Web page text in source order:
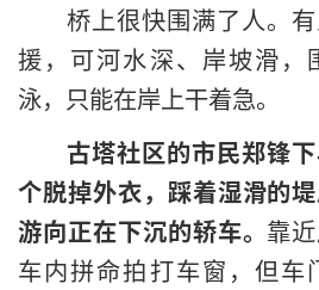
桥上很快围满了人。
援，可河水深、岸坡滑，
泳，只能在岸上干着急。
古塔社区的市民郑锋
个脱掉外衣，踩着湿滑的
游向正在下沉的轿车。 靠
车内拼命拍打车窗，但车